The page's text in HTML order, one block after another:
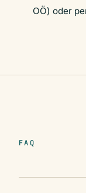
OÖ) oder
FAQ